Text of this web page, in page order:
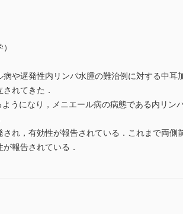
や遅発性内リンパ水腫の難治例に対する中耳
れてきた．
うになり，メニエール病の病態である内リン
れ，有効性が報告されている．これまで両
報告されている．